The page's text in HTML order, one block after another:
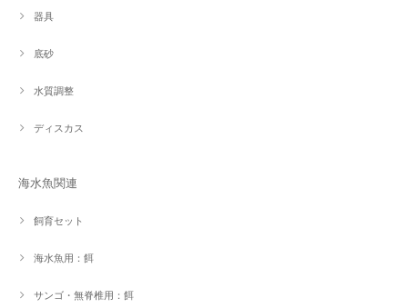
器具
底砂
水質調整
ディスカス
海水魚関連
飼育セット
海水魚用：餌
サンゴ・無脊椎用：餌